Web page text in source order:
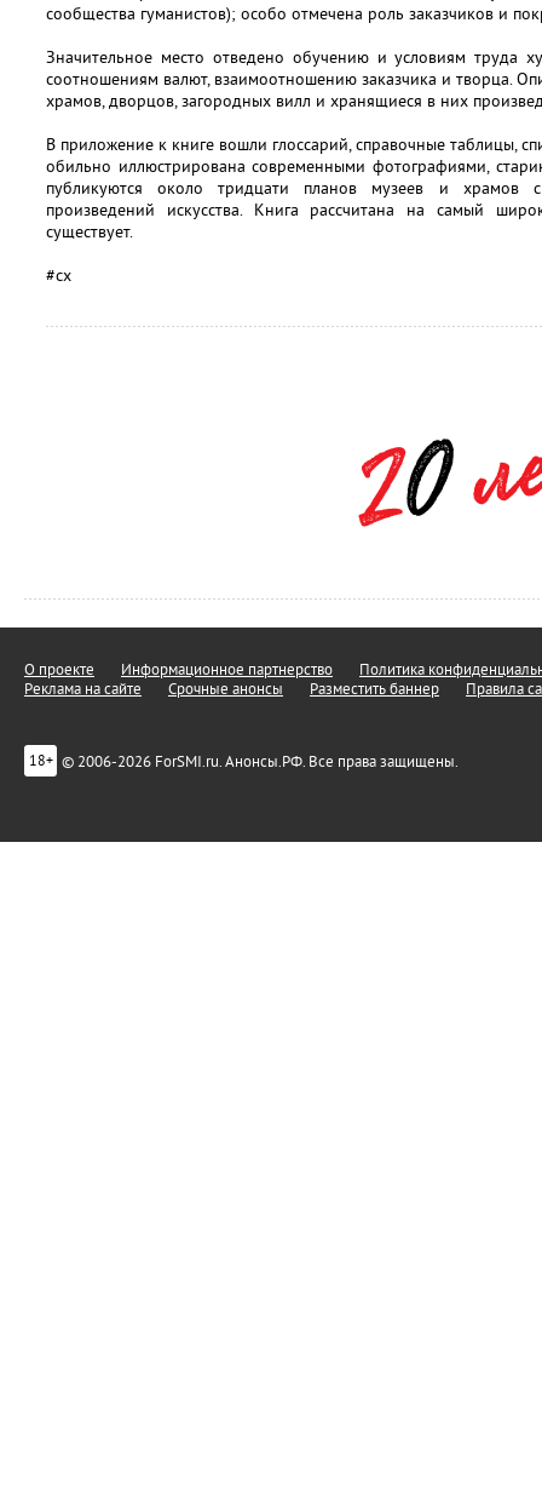
сообщества гуманистов); особо отмечена роль заказчиков и
Значительное место отведено обучению и условиям труда
соотношениям валют, взаимоотношению заказчика и творца.
храмов, дворцов, загородных вилл и хранящиеся в них
В приложение к книге вошли глоссарий, справочные таблицы,
обильно иллюстрирована современными фотографиями,
публикуются около тридцати планов музеев и храмов с
произведений искусства. Книга рассчитана на самый
существует.
#сх
О проекте Информационное партнерство
Политика
Реклама на сайте
Срочные анонсы Разместить баннер Правила
18+ © 2006-2026 ForSMI.ru. Анонсы.РФ. Все права защищены.